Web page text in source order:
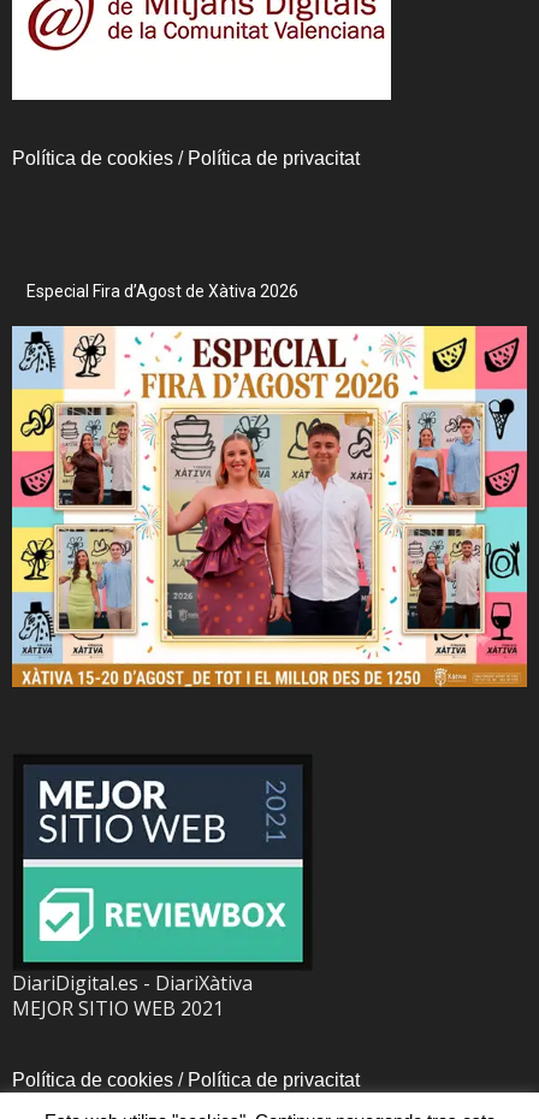
Política de cookies / Política de privacitat
Especial Fira d’Agost de Xàtiva 2026
DiariDigital.es - DiariXàtiva
MEJOR SITIO WEB 2021
Política de cookies / Política de privacitat